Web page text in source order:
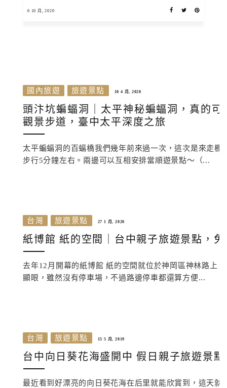
6 10 月, 2020
國內旅遊 旅遊景點 10 4 月, 2020
頭汴坑蝙蝠洞｜太平神秘蝙蝠洞，真的
觀景步道，臺中太平深度之旅
太平蝙蝠洞的百蝠橋我們幾年前來過一次，這次是來走
步行5分鐘左右。兩邊可以互相安排當順遊景點～（...
台灣 旅遊景點 27 1 月, 2020
紙博館 紙的空間｜台中親子旅遊景點，
去年12月開幕的紙博館 紙的空間就位於神岡區神林路上
顯眼，雖然沒有停車場，不過路邊停車都還算方便...
台灣 旅遊景點 15 5 月, 2019
台中向日葵花海盛開中 假日親子旅遊景
最近看到好漂亮的向日葵花海在后里就能欣賞到，這天